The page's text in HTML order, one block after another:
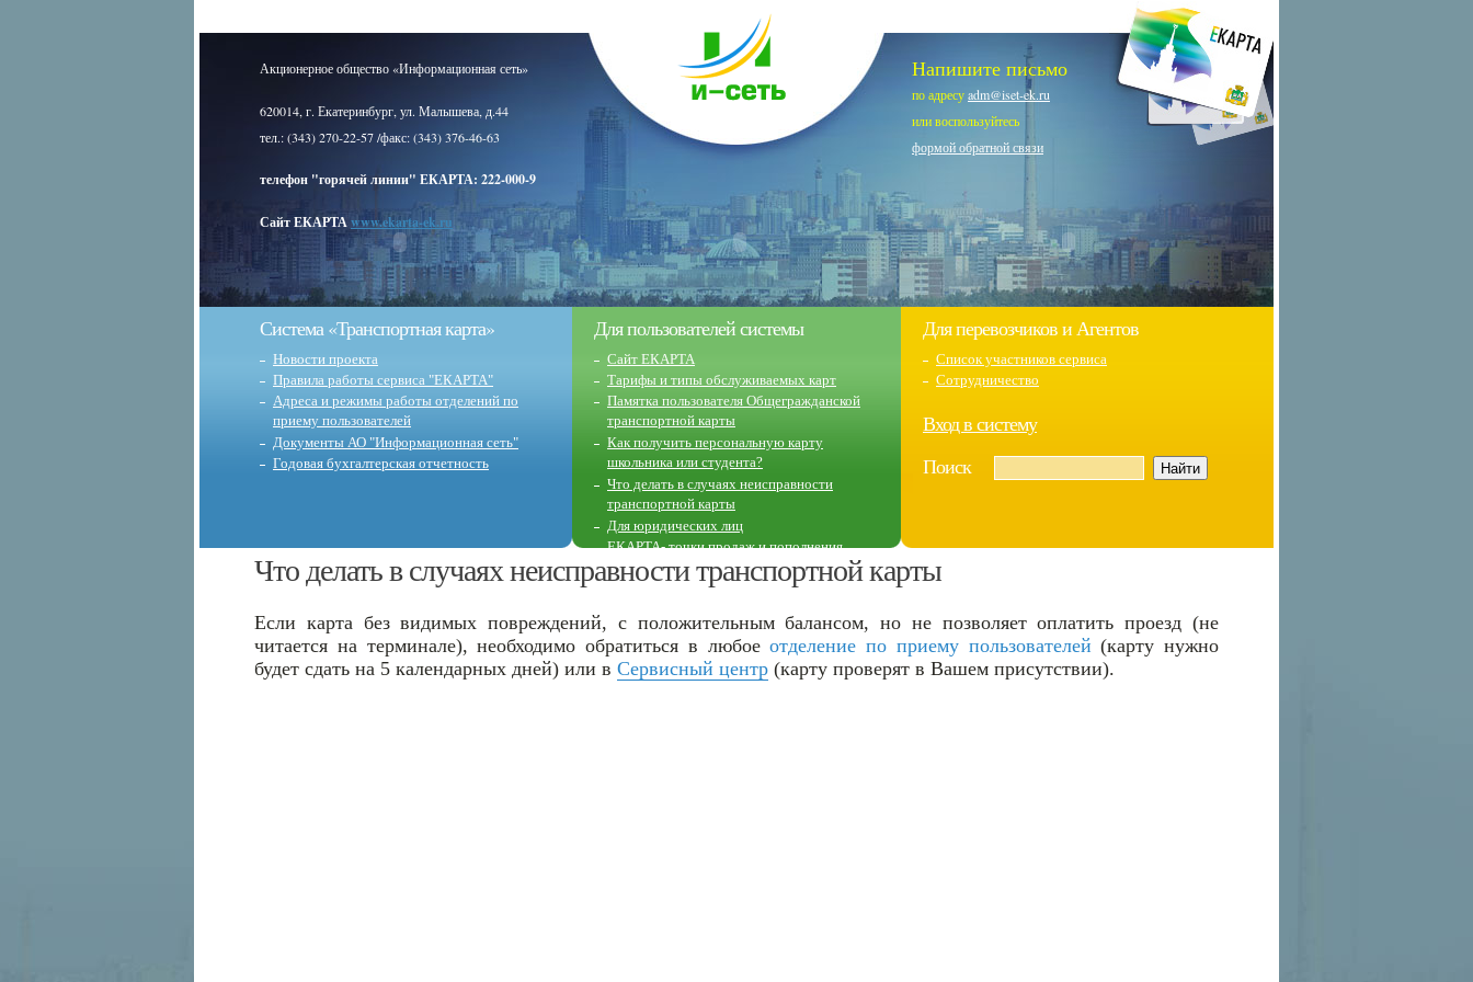
Акционерное общество «Информационная сеть»
620014, г. Екатеринбург, ул. Малышева, д.44
тел.: (343) 270-22-57 /факс: (343) 376-46-63
телефон "горячей линии" ЕКАРТА: 222-000-9
Сайт ЕКАРТАwww.ekarta-ek.ru
Напишите письмо
по адресуadm@iset-ek.ru
или воспользуйтесь
формой обратной связи
Система «Транспортная карта»
Новости проекта
Правила работы сервиса "ЕКАРТА"
Адреса и режимы работы отделений по
приему пользователей
Документы АО "Информационная сеть"
Годовая бухгалтерская отчетность
Для пользователей системы
Сайт ЕКАРТА
Тарифы и типы обслуживаемых карт
Памятка пользователя Общегражданской
транспортной карты
Как получить персональную карту
школьника или студента?
Что делать в случаях неисправности
транспортной карты
Для юридических лиц
ЕКАРТА- точки продаж и пополнения
Перечень пунктов пополнения
Для перевозчиков и Агентов
Список участников сервиса
Сотрудничество
Вход в систему
Поиск
Что делать в случаях неисправности транспортной карты
Если карта без видимых повреждений, с положительным балансом, но не позволяет оплатить проезд (не
читается на терминале), необходимо обратиться в любоеотделение по приему пользователей (карту нужно
будет сдать на 5 календарных дней) или в Сервисный центр (карту проверят в Вашем присутствии).